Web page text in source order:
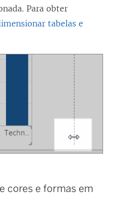
Para obter
tabelas e
cores e formas em